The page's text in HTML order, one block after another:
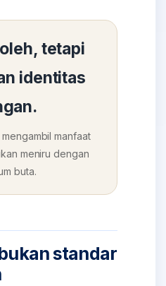
tetapi
identitas
manfaat
meniru dengan
buta.
standar